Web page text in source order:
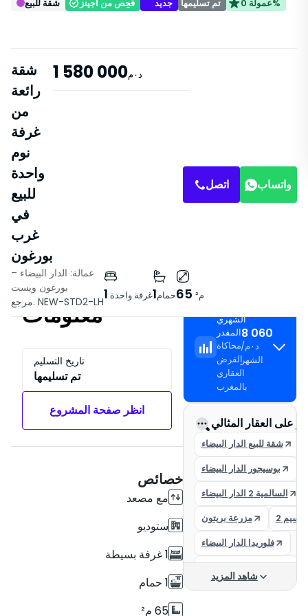
شقة للبيع فُحِص من أجينز جديد تم تسليمها عمولة 0%
شقة
رائعة
من
غرفة
نوم
واحدة
للبيع
في
غرب
بورغون
1 580 000 د٠م
عمالة: الدار البيضاء –
بورغون ويست
مرجع. NEW-STD2-LH1 غرفة واحدة1حمام65 م²
اتصل واتساب
معلومات
تاريخ التسليم
تم تسليمها
انظر صفحة المشروع
خصائص
مع مصعد
ستوديو
1 غرفة بسيطة
1 حمام
65 م²
الشهري
المقدر
محاكاة
القرض
العقاري
بالمغرب
8 060
د٠م
/
الشهر
على العقار المثالي
شقة للبيع الدار البيضاء
بوسيجور الدار البيضاء
السالمية 2 الدار البيضاء
مزرعة بريتون
النسيم 2
فلوريدا الدار البيضاء
القطب المالي للدار البيضاء
شاهد المزيد